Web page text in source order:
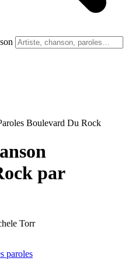
Boulevard Du Rock
par
Torr
paroles